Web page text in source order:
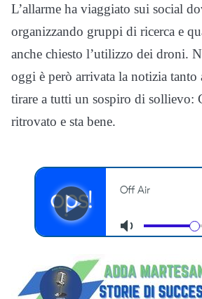
L’allarme ha viaggiato sui social
organizzando gruppi di ricerca e
anche chiesto l’utilizzo dei droni.
oggi è però arrivata la notizia tanto
tirare a tutti un sospiro di sollievo:
ritrovato e sta bene.